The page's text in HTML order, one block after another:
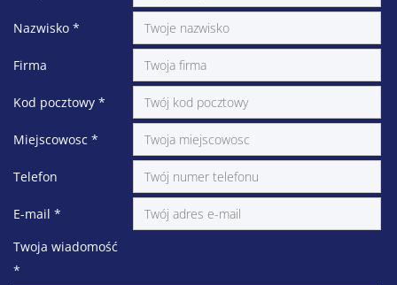
Nazwisko *
Firma
Kod pocztowy *
Miejscowosc *
Telefon
E-mail *
Twoja wiadomość
*